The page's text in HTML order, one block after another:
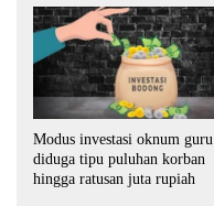
Modus investasi oknum guru
diduga tipu puluhan korban
hingga ratusan juta rupiah